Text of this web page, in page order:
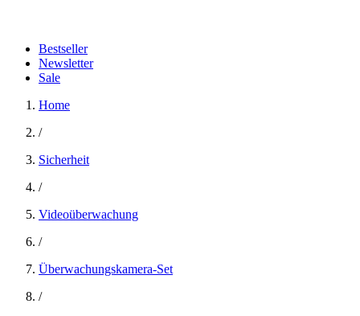
Bestseller
Newsletter
Sale
Home
/
Sicherheit
/
Videoüberwachung
/
Überwachungskamera-Set
/